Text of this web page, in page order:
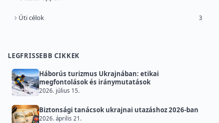
Úti célok 3
LEGFRISSEBB CIKKEK
Háborús turizmus Ukrajnában: etikai
megfontolások és iránymutatások
2026. július 15.
Biztonsági tanácsok ukrajnai utazáshoz 2026-ban
2026. április 21.